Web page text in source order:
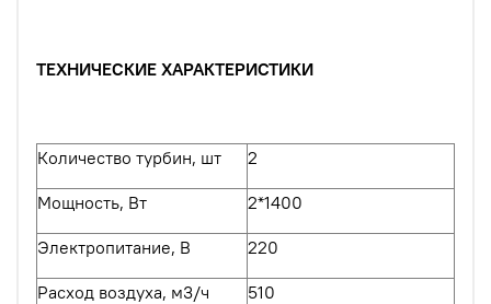
ТЕХНИЧЕСКИЕ ХАРАКТЕРИСТИКИ
Количество турбин, шт 2
Мощность, Вт 2*1400
Электропитание, В 220
Расход воздуха, м3/ч 510